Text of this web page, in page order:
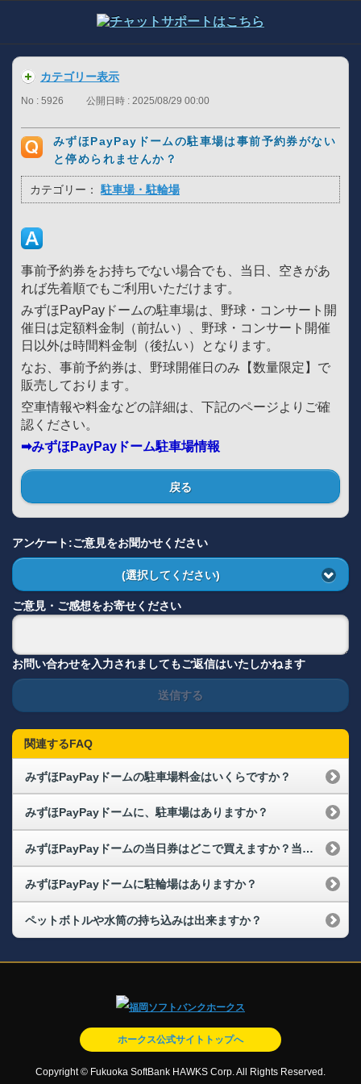
カテゴリー表示
No : 5926 公開日時 : 2025/08/29 00:00
みずほPayPayドームの駐車場は事前予約券がない
と停められませんか？
カテゴリー： 駐車場・駐輪場
事前予約券をお持ちでない場合でも、当日、空きがあ
れば先着順でもご利用いただけます。
みずほPayPayドームの駐車場は、野球・コンサート開
催日は定額料金制（前払い）、野球・コンサート開催
日以外は時間料金制（後払い）となります。
なお、事前予約券は、野球開催日のみ【数量限定】で
販売しております。
空車情報や料金などの詳細は、下記のページよりご確
認ください。
➡みずほPayPayドーム駐車場情報
戻る
アンケート:ご意見をお聞かせください
(選択してください)
ご意見・ご感想をお寄せください
お問い合わせを入力されましてもご返信はいたしかねます
送信する
関連するFAQ
みずほPayPayドームの駐車場料金はいくらですか？
みずほPayPayドームに、駐車場はありますか？
みずほPayPayドームの当日券はどこで買えますか？当日券の販売状況を確認できますか？
みずほPayPayドームに駐輪場はありますか？
ペットボトルや水筒の持ち込みは出来ますか？
ホークス公式サイトトップへ
Copyright © Fukuoka SoftBank HAWKS Corp. All Rights Reserved.